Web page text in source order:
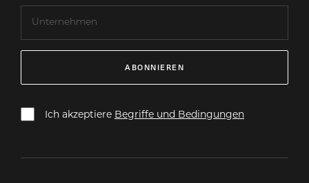
ABONNIEREN
Ich akzeptiere Begriffe und Bedingungen